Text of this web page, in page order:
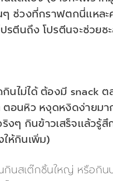
ๆ ช่วงที่กราฟตกนี่แหละ
ตีนถึง โปรตีนจะช่วยช
นไม่ได้ ต้องมี snack ต
ตอนหิว หงุดหงิดง่ายมา
ริงๆ กินข้าวเสร็จแล้วรู้
ให้กินเพิ่ม)
นสเต๊กชิ้นใหญ่ หรือกิน